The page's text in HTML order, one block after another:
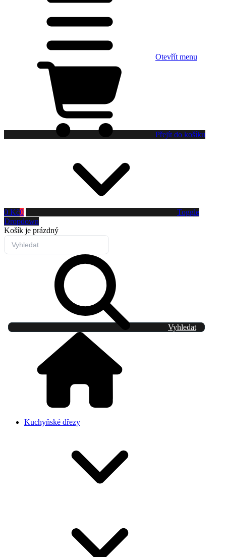
Otevřít menu
Přejít do košíku
0 Kč0
Toggle
Dropdown
Košík je prázdný
Vyhledat
Kuchyňské dřezy